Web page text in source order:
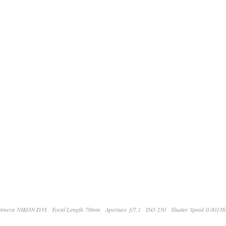
NIKON D3S Focal Length 70mm Aperture ƒ/7.1 ISO 250 Shutter Speed